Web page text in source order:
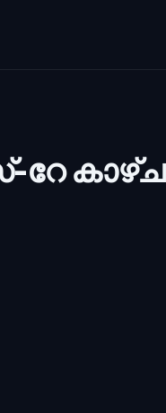
റേ കാഴ്ച